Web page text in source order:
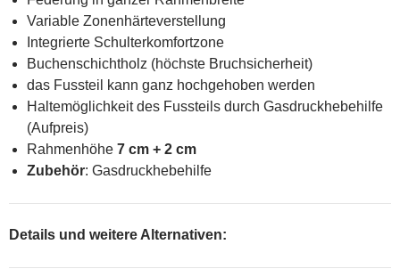
Variable Zonenhärteverstellung
Integrierte Schulterkomfortzone
Buchenschichtholz (höchste Bruchsicherheit)
das Fussteil kann ganz hochgehoben werden
Haltemöglichkeit des Fussteils durch Gasdruckhebehilfe
(Aufpreis)
Rahmenhöhe 7 cm + 2 cm
Zubehör: Gasdruckhebehilfe
Details und weitere Alternativen: